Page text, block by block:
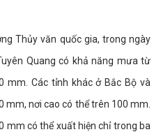
Thủy văn quốc gia, trong ngày
Quang có khả năng mưa từ
Các tỉnh khác ở Bắc Bộ và
mm, nơi cao có thể trên 100 mm.
mm có thể xuất hiện chỉ trong ba